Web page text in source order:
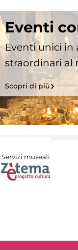
Eventi
Eventi unici in
straordinari al
Scopri di più
Servizi museali